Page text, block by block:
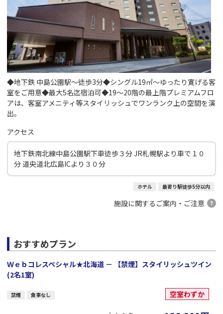
◆地下鉄 中島公園駅～徒歩3分◆シングル19㎡～ゆったり寛げる客
室をご用意◆最大5名迄宿泊可◆19～20階の最上階プレミアムフロ
アは、客室アメニティ等スタイリッシュでワンランク上の空間を演
出。
アクセス
地下鉄南北線中島公園駅下車徒歩３分 JR札幌駅より車で１０
分 道央道北広島ICより３０分
ホテル 最寄り駅徒歩5分以内
施設に関するご案内・ご注意
おすすめプラン
Ｗｅｂコレスペシャル★北海道 － 【禁煙】スタイリッシュツイン
(2名1室)
禁煙 食事なし 空室わずか